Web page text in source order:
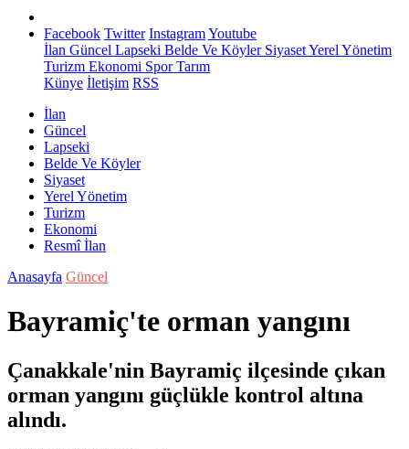
Facebook Twitter InstagramYoutube
İlan Güncel Lapseki Belde Ve KöylerSiyasetYerel Yönetim
Turizm Ekonomi SporTarım
Künye İletişim RSS
İlan
Güncel
Lapseki
Belde Ve Köyler
Siyaset
Yerel Yönetim
Turizm
Ekonomi
Resmî İlan
Anasayfa Güncel
Bayramiç'te orman yangını
Çanakkale'nin Bayramiç ilçesinde çıkan
orman yangını güçlükle kontrol altına
alındı.